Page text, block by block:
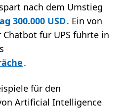
nach dem Umstieg
300.000 USD. Ein von
für UPS führte in
.
für den
Artificial Intelligence